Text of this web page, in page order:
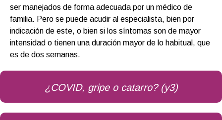
ser manejados de forma adecuada por un médico de
familia. Pero se puede acudir al especialista, bien por
indicación de este, o bien si los síntomas son de mayor
intensidad o tienen una duración mayor de lo habitual, que
es de dos semanas.
¿COVID, gripe o catarro? (y3)